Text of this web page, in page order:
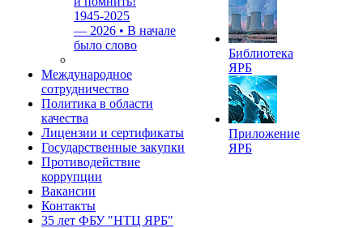
1945-2025
— 2026 • В начале
было слово
Международное
сотрудничество
Политика в области
качества
Лицензии и сертификаты
Государственные закупки
Противодействие
коррупции
Вакансии
Контакты
35 лет ФБУ "НТЦ ЯРБ"
Библиотека
ЯРБ
Приложение
ЯРБ